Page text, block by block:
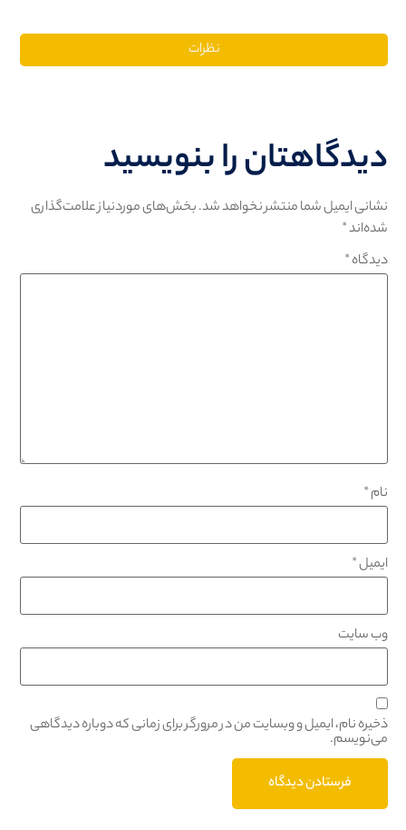
نظرات
دیدگاهتان را بنویسید
نشانی ایمیل شما منتشر نخواهد شد.بخش‌های موردنیاز علامت‌گذاری
شده‌اند*
دیدگاه*
نام*
ایمیل*
وب‌ سایت
ذخیره نام، ایمیل و وبسایت من در مرورگر برای زمانی که دوباره دیدگاهی
می‌نویسم.